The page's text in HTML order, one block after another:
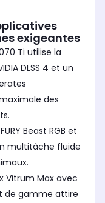
exigeantes
Ti utilise la
DLSS 4 et un
des
Beast RGB et
multitâche fluide
Vitrum Max avec
de gamme attire